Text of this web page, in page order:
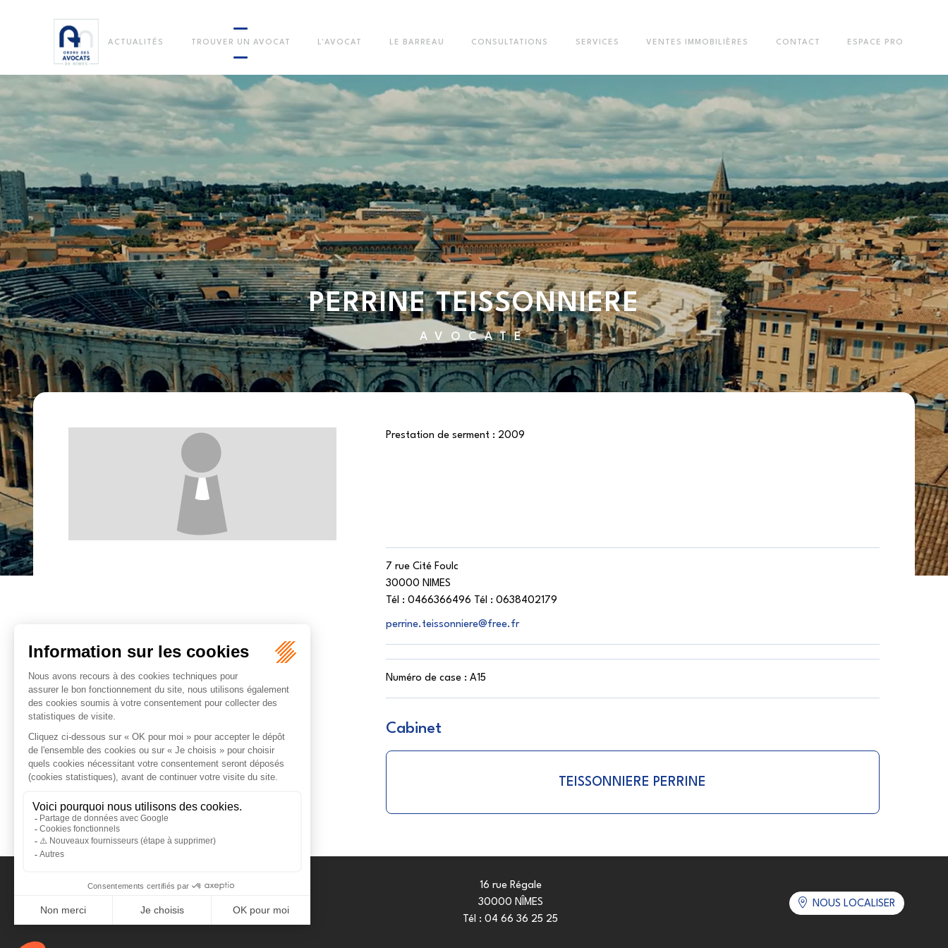
ACTUALITÉS TROUVER UN AVOCAT L'AVOCAT LE BARREAU CONSULTATIONS SERVICES VENTES IMMOBILIÈRES CONTACT ESPACE PRO
Prestation de serment : 2009
PERRINE TEISSONNIERE
AVOCATE
7 rue Cité Foulc
30000 NIMES
Tél : 0466366496 Tél : 0638402179
perrine.teissonniere@free.fr
Numéro de case : A15
Cabinet
TEISSONNIERE PERRINE
ORDRE DES AVOCATS DE NÎMES
16 rue Régale
30000 NÎMES
Tél : 04 66 36 25 25
NOUS LOCALISER